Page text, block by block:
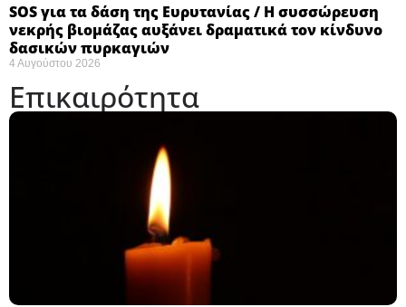
SOS για τα δάση της Ευρυτανίας / Η συσσώρευση
νεκρής βιομάζας αυξάνει δραματικά τον κίνδυνο
δασικών πυρκαγιών
4 Αυγούστου 2026
Επικαιρότητα